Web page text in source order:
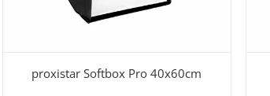
proxistar Softbox Pro 40x60cm